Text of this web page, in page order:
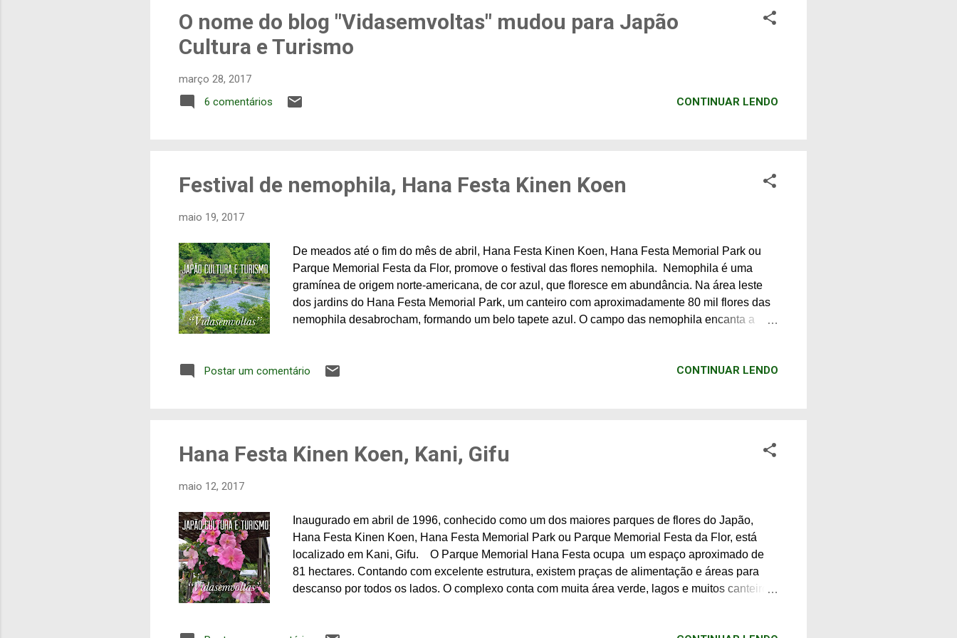
O nome do blog "Vidasemvoltas" mudou para Japão
Cultura e Turismo
março 28, 2017
6 comentários
CONTINUAR LENDO
Festival de nemophila, Hana Festa Kinen Koen
maio 19, 2017
De meados até o fim do mês de abril, Hana Festa Kinen Koen, Hana Festa Memorial Park ou
Parque Memorial Festa da Flor, promove o festival das flores nemophila. Nemophila é uma
gramínea de origem norte-americana, de cor azul, que floresce em abundância. Na área leste
dos jardins do Hana Festa Memorial Park, um canteiro com aproximadamente 80 mil flores das
nemophila desabrocham, formando um belo tapete azul. O campo das nemophila encanta a
minúsculas flores brancas e as gigantescas flores de oodemari, chamadas pelos americanos de
Postar um comentário CONTINUAR LENDO
Hana Festa Kinen Koen, Kani, Gifu
maio 12, 2017
Inaugurado em abril de 1996, conhecido como um dos maiores parques de flores do Japão,
Hana Festa Kinen Koen, Hana Festa Memorial Park ou Parque Memorial Festa da Flor, está
localizado em Kani, Gifu. O Parque Memorial Hana Festa ocupa um espaço aproximado de
81 hectares. Contando com excelente estrutura, existem praças de alimentação e áreas para
descanso por todos os lados. O complexo conta com muita área verde, lagos e muitos canteiros